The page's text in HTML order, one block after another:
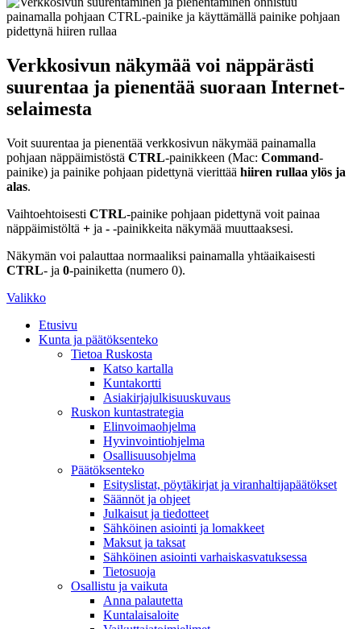
Verkkosivun näkymää voi näppärästi
suurentaa ja pienentää suoraan Internet-
selaimesta
Voit suurentaa ja pienentää verkkosivun näkymää painamalla
pohjaan näppäimistöstä CTRL-painikkeen (Mac: Command-
painike) ja painike pohjaan pidettynä vierittää hiiren rullaa ylös ja
alas.
Vaihtoehtoisesti CTRL-painike pohjaan pidettynä voit painaa
näppäimistöltä + ja - -painikkeita näkymää muuttaaksesi.
Näkymän voi palauttaa normaaliksi painamalla yhtäaikaisesti
CTRL- ja 0-painiketta (numero 0).
Valikko
Etusivu
Kunta ja päätöksenteko
Tietoa Ruskosta
Katso kartalla
Kuntakortti
Asiakirjajulkisuuskuvaus
Ruskon kuntastrategia
Elinvoimaohjelma
Hyvinvointiohjelma
Osallisuusohjelma
Päätöksenteko
Esityslistat, pöytäkirjat ja viranhaltijapäätökset
Säännöt ja ohjeet
Julkaisut ja tiedotteet
Sähköinen asiointi ja lomakkeet
Maksut ja taksat
Sähköinen asiointi varhaiskasvatuksessa
Tietosuoja
Osallistu ja vaikuta
Anna palautetta
Kuntalaisaloite